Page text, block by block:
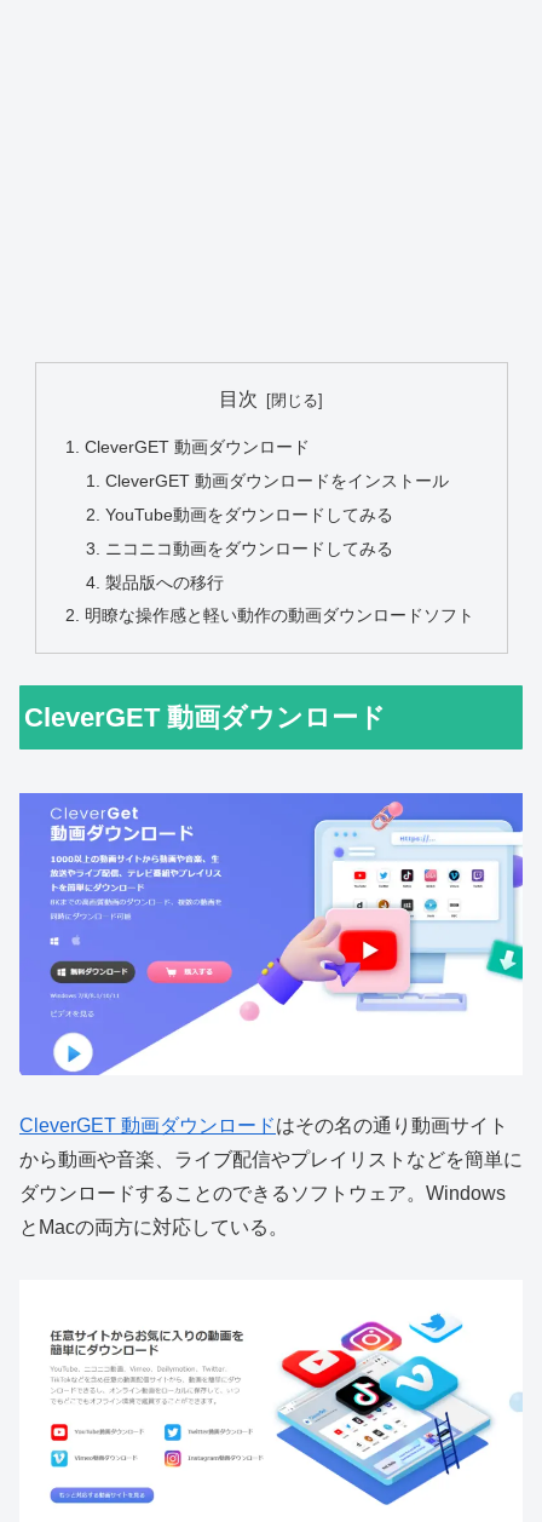
目次
CleverGET 動画ダウンロード
CleverGET 動画ダウンロードをインストール
YouTube動画をダウンロードしてみる
ニコニコ動画をダウンロードしてみる
製品版への移行
明瞭な操作感と軽い動作の動画ダウンロードソフト
CleverGET 動画ダウンロード
CleverGET 動画ダウンロードはその名の通り動画サイト
から動画や音楽、ライブ配信やプレイリストなどを簡単に
ダウンロードすることのできるソフトウェア。Windows
とMacの両方に対応している。